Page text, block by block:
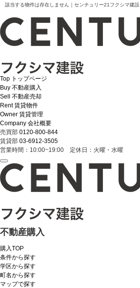
該当する物件は存在しません｜センチュリー21フクシマ建設
Top トップページ
Buy 不動産購入
Sell
不動産売却
Rent 賃貸物件
Owner 賃貸管理
Company 会社概要
売買部 0120-800-844
賃貸部 03-6912-3505
営業時間：10:00~19:00 定休日：火曜・水曜
不動産購入
購入TOP
条件から探す
学区から探す
町名から探す
マップで探す